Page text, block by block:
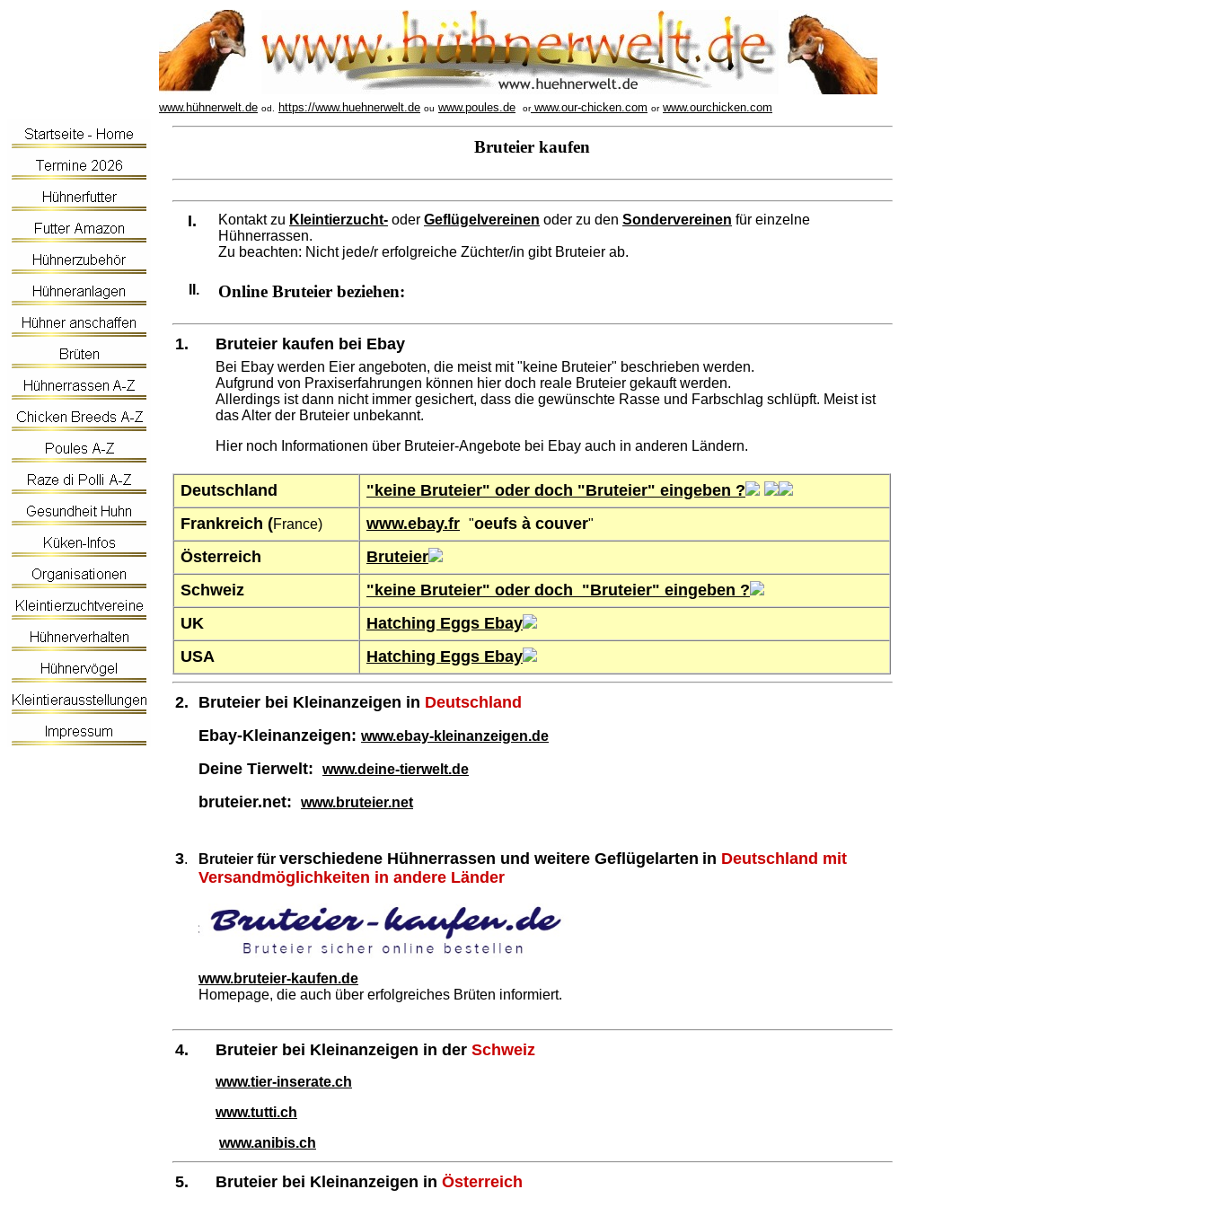
www.hühnerwelt.de od. https://www.huehnerwelt.de ou www.poules.de orwww.our-chicken.com or www.ourchicken.com
Bruteier kaufen
I. Kontakt zu Kleintierzucht- oder Geflügelvereinen oder zu den Sondervereinen für einzelne
Hühnerrassen.
Zu beachten: Nicht jede/r erfolgreiche Züchter/in gibt Bruteier ab.
II. Online Bruteier beziehen:
1. Bruteier kaufen bei Ebay
Bei Ebay werden Eier angeboten, die meist mit "keine Bruteier" beschrieben werden.
Aufgrund von Praxiserfahrungen können hier doch reale Bruteier gekauft werden.
Allerdings ist dann nicht immer gesichert, dass die gewünschte Rasse und Farbschlag schlüpft. Meist ist
das Alter der Bruteier unbekannt.
Hier noch Informationen über Bruteier-Angebote bei Ebay auch in anderen Ländern.
Deutschland
"keine Bruteier" oder doch "Bruteier" eingeben ?
Frankreich (France) www.ebay.fr "oeufs à couver"
Österreich
Bruteier
Schweiz
"keine Bruteier" oder doch "Bruteier" eingeben ?
UK
Hatching Eggs Ebay
USA
Hatching Eggs Ebay
2. Bruteier bei Kleinanzeigen in Deutschland
Ebay-Kleinanzeigen: www.ebay-kleinanzeigen.de
Deine Tierwelt: www.deine-tierwelt.de
bruteier.net: www.bruteier.net
3. Bruteier für verschiedene Hühnerrassen und weitere Geflügelarten in Deutschland mit
Versandmöglichkeiten in andere Länder
www.bruteier-kaufen.de
Homepage, die auch über erfolgreiches Brüten informiert.
4. Bruteier bei Kleinanzeigen in der Schweiz
www.tier-inserate.ch
www.tutti.ch
www.anibis.ch
5. Bruteier bei Kleinanzeigen in Österreich